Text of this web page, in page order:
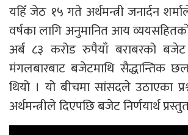
यहिँ जेठ १५ गते अर्थमन्त्री जनार्दन
वर्षका लागि अनुमानित आय
अर्ब ८३ करोड रुपैयाँ बराबरको
मंगलबारबाट बजेटमाथि
थियो । यो बीचमा सांसदले उठाएका
अर्थमन्त्रीले दिएपछि बजेट निर्णयार्थ